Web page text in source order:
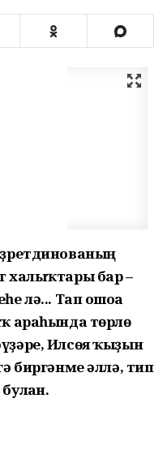
халыҡтары бар –
лә... Тап ошоға
араһында төрлө
Илсөя ҡыҙын
биргәнме әллә, тип